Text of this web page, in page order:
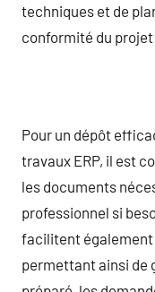
techniques et de
conformité du
Pour un dépôt
travaux ERP, il est
les documents
professionnel si
facilitent également
permettant ainsi de